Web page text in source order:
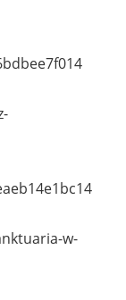
w-